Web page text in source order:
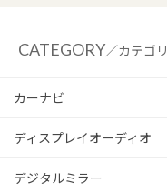
CATEGORY／カテゴリ
カーナビ
ディスプレイオーディオ
デジタルミラー